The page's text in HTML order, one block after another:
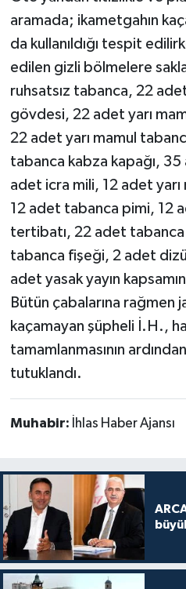
aramada; ikametgahın
da kullanıldığı tespit
edilen gizli bölmelere
ruhsatsız tabanca, 22
gövdesi, 22 adet yarı
22 adet yarı mamul
tabanca kabza kapağı,
adet icra mili, 12 adet
12 adet tabanca pimi, 12
tertibatı, 22 adet
tabanca fişeği, 2 adet
adet yasak yayın
Bütün çabalarına rağmen
kaçamayan şüpheli İ.H.,
tamamlanmasının
tutuklandı.
Muhabir: İhlas Haber Ajansı